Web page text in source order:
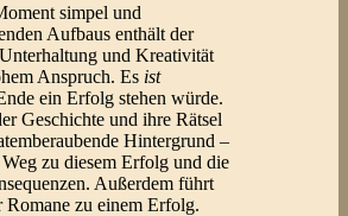
simpel und
Aufbaus enthält der
und Kreativität
Anspruch. Es ist
ein Erfolg stehen würde.
Geschichte und ihre Rätsel
Hintergrund –
zu diesem Erfolg und die
Außerdem führt
zu einem Erfolg.